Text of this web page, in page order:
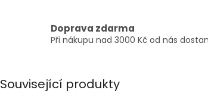
Doprava zdarma
Při nákupu nad 3000 Kč od nás
Související produkty